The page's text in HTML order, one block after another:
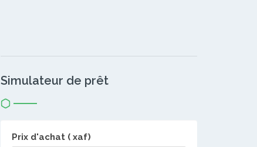
Simulateur de prêt
Prix d'achat ( xaf)